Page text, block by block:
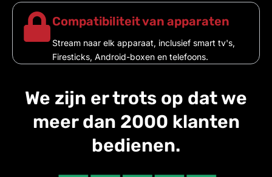
Compatibiliteit van apparaten
Stream naar elk apparaat, inclusief smart tv's,
Firesticks, Android-boxen en telefoons.
We zijn er trots op dat we
meer dan 2000 klanten
bedienen.